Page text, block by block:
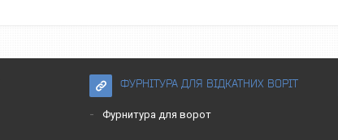
ФУРНІТУРА ДЛЯ ВІДКАТНИХ ВОРІТ
Фурнитура для ворот